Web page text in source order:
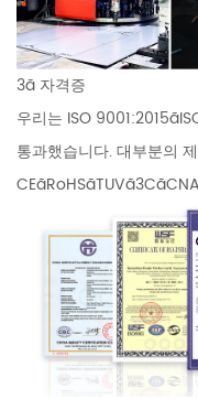
3ã 자격증
우리는 ISO
통과했습니다. 대부분의